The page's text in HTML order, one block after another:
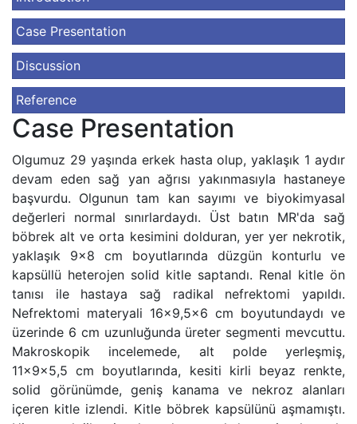
Case Presentation
Discussion
Reference
Case Presentation
Olgumuz 29 yaşında erkek hasta olup, yaklaşık 1 aydır
devam eden sağ yan ağrısı yakınmasıyla hastaneye
başvurdu. Olgunun tam kan sayımı ve biyokimyasal
değerleri normal sınırlardaydı. Üst batın MR'da sağ
böbrek alt ve orta kesimini dolduran, yer yer nekrotik,
yaklaşık 9x8 cm boyutlarında düzgün konturlu ve
kapsüllü heterojen solid kitle saptandı. Renal kitle ön
tanısı ile hastaya sağ radikal nefrektomi yapıldı.
Nefrektomi materyali 16x9,5x6 cm boyutundaydı ve
üzerinde 6 cm uzunluğunda üreter segmenti mevcuttu.
Makroskopik incelemede, alt polde yerleşmiş,
11x9x5,5 cm boyutlarında, kesiti kirli beyaz renkte,
solid görünümde, geniş kanama ve nekroz alanları
içeren kitle izlendi. Kitle böbrek kapsülünü aşmamıştı.